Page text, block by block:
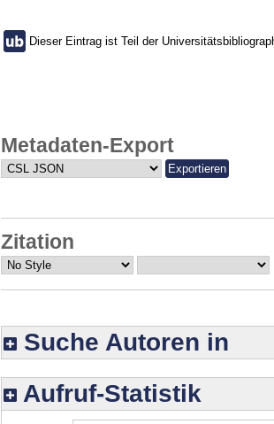
Dieser Eintrag ist Teil der
Metadaten-Export
Zitation
Suche Autoren in
Aufruf-Statistik